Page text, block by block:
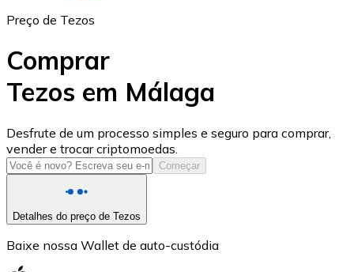
USD Coin
USDC
Preço de Tezos
Comprar
Tezos em Málaga
Desfrute de um processo simples e seguro para comprar,
vender e trocar criptomoedas.
Começar
Detalhes do preço de Tezos
Baixe nossa Wallet de auto-custódia